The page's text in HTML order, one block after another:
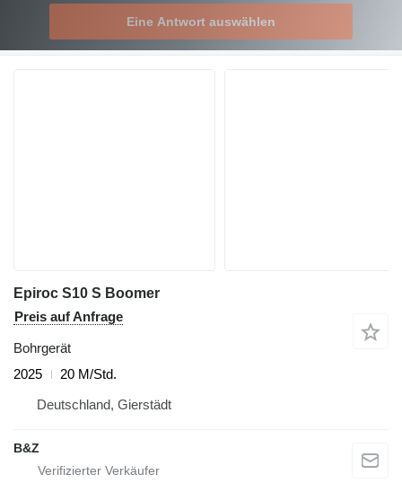
Eine Antwort auswählen
Epiroc S10 S Boomer
Preis auf Anfrage
Bohrgerät
2025
20 M/Std.
Deutschland, Gierstädt
B&Z